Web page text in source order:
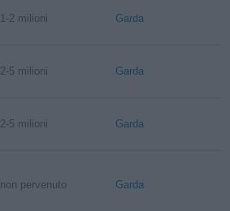
1-2 milioni Garda
2-5 milioni Garda
2-5 milioni Garda
non pervenuto Garda